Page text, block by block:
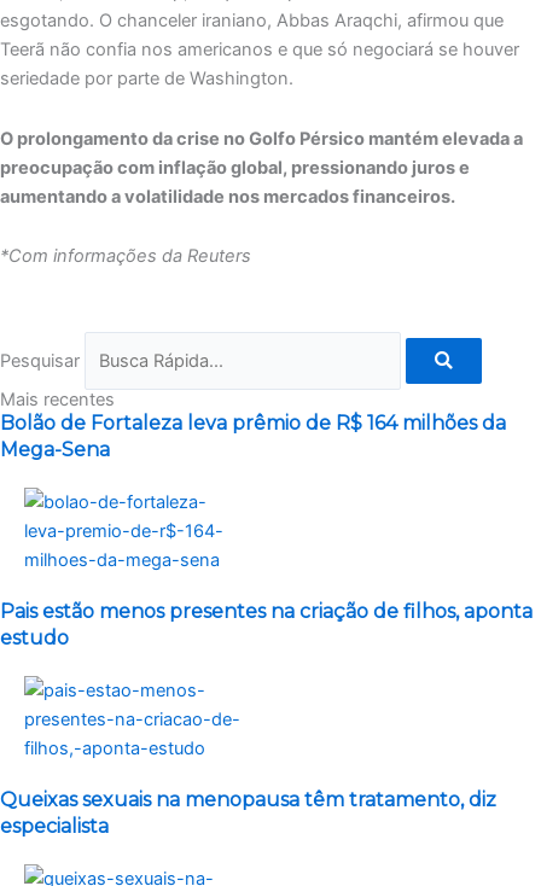
esgotando. O chanceler iraniano, Abbas Araqchi, afirmou que
Teerã não confia nos americanos e que só negociará se houver
seriedade por parte de Washington.
O prolongamento da crise no Golfo Pérsico mantém elevada a
preocupação com inflação global, pressionando juros e
aumentando a volatilidade nos mercados financeiros.
*Com informações da Reuters
Pesquisar
Mais recentes
Bolão de Fortaleza leva prêmio de R$ 164 milhões da
Mega-Sena
Pais estão menos presentes na criação de filhos, aponta
estudo
Queixas sexuais na menopausa têm tratamento, diz
especialista